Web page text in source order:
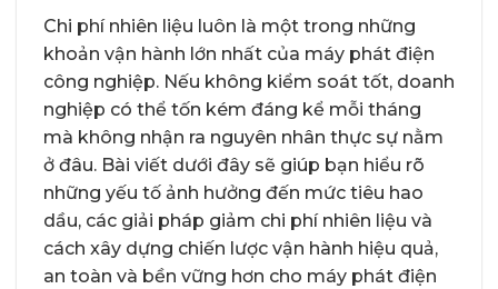
Chi phí nhiên liệu luôn là một trong những
khoản vận hành lớn nhất của máy phát điện
công nghiệp. Nếu không kiểm soát tốt, doanh
nghiệp có thể tốn kém đáng kể mỗi tháng
mà không nhận ra nguyên nhân thực sự nằm
ở đâu. Bài viết dưới đây sẽ giúp bạn hiểu rõ
những yếu tố ảnh hưởng đến mức tiêu hao
dầu, các giải pháp giảm chi phí nhiên liệu và
cách xây dựng chiến lược vận hành hiệu quả,
an toàn và bền vững hơn cho máy phát điện